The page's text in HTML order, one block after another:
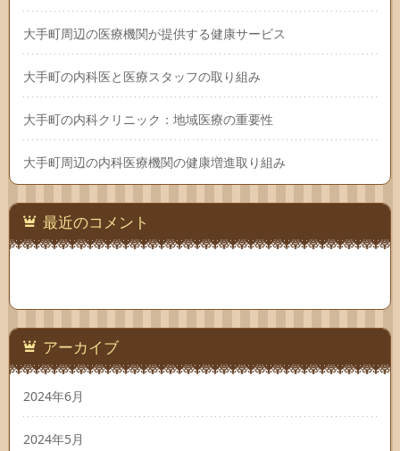
大手町周辺の医療機関が提供する健康サービス
大手町の内科医と医療スタッフの取り組み
大手町の内科クリニック：地域医療の重要性
大手町周辺の内科医療機関の健康増進取り組み
最近のコメント
アーカイブ
2024年6月
2024年5月